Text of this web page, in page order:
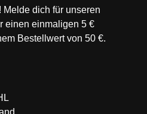
dich für unseren
einen einmaligen 5 €
Bestellwert von 50 €.